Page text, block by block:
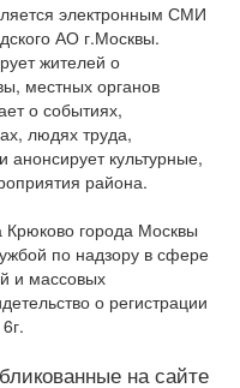
электронным СМИ
АО г.Москвы.
жителей о
местных органов
о событиях,
людях труда,
анонсирует культурные,
района.
Крюково города Москвы
по надзору в сфере
и массовых
о регистрации
на сайте